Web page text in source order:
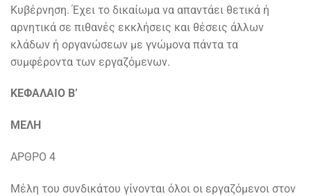
Κυβέρνηση. Έχει το δικαίωμα να απαντάει θετικά ή
αρνητικά σε πιθανές εκκλήσεις και θέσεις άλλων
κλάδων ή οργανώσεων με γνώμονα πάντα τα
συμφέροντα των εργαζόμενων.
ΚΕΦΑΛΑΙΟ Β’
ΜΕΛΗ
ΑΡΘΡΟ 4
Μέλη του συνδικάτου γίνονται όλοι οι εργαζόμενοι στον